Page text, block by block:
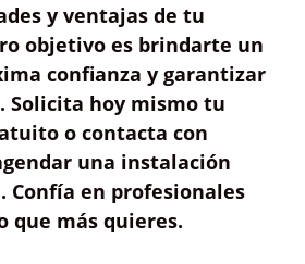
y ventajas de tu
objetivo es brindarte un
confianza y garantizar
hoy mismo tu
o contacta con
una instalación
Confía en profesionales
que más quieres.